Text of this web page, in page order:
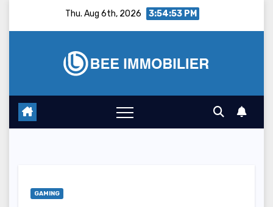
Thu. Aug 6th, 2026 3:54:54 PM
GAMING